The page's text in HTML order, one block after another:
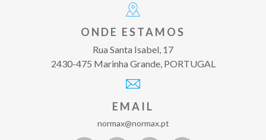
ONDE ESTAMOS
Rua Santa Isabel, 17
2430-475 Marinha Grande, PORTUGAL
EMAIL
normax@normax.pt